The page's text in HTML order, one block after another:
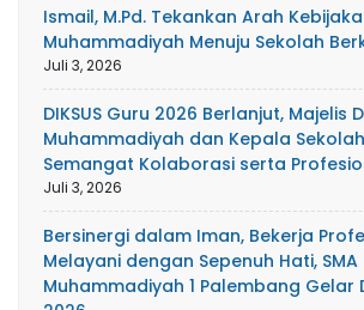
Ismail, M.Pd. Tekankan Arah
Muhammadiyah Menuju Sekolah
Juli 3, 2026
DIKSUS Guru 2026 Berlanjut, Majelis
Muhammadiyah dan Kepala
Semangat Kolaborasi serta
Juli 3, 2026
Bersinergi dalam Iman, Bekerja
Melayani dengan Sepenuh Hati, SMA
Muhammadiyah 1 Palembang Gelar